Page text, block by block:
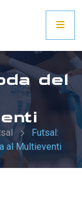
del
Futsal:
al Multieventi